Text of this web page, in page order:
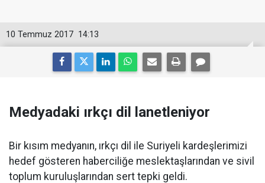
14:13
10 Temmuz 2017
Medyadaki ırkçı dil lanetleniyor
Bir kısım medyanın, ırkçı dil ile Suriyeli kardeşlerimizi
hedef gösteren haberciliğe meslektaşlarından ve sivil
toplum kuruluşlarından sert tepki geldi.